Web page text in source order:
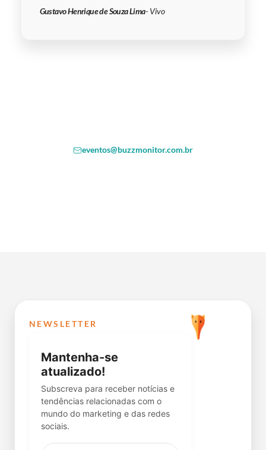
Gustavo Henrique de Souza Lima- Vivo
eventos@buzzmonitor.com.br
NEWSLETTER
Mantenha-se
atualizado!
Subscreva para receber notícias e
tendências relacionadas com o
mundo do marketing e das redes
sociais.